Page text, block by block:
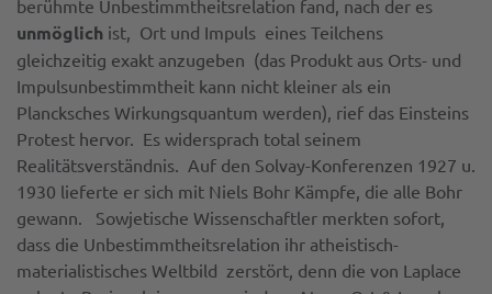
berühmte Unbestimmtheitsrelation fand, nach der es
unmöglich ist, Ort und Impuls eines Teilchens
gleichzeitig exakt anzugeben (das Produkt aus Orts- und
Impulsunbestimmtheit kann nicht kleiner als ein
Plancksches Wirkungsquantum werden), rief das Einsteins
Protest hervor. Es widersprach total seinem
Realitätsverständnis. Auf den Solvay-Konferenzen 1927 u.
1930 lieferte er sich mit Niels Bohr Kämpfe, die alle Bohr
gewann. Sowjetische Wissenschaftler merkten sofort,
dass die Unbestimmtheitsrelation ihr atheistisch-
materialistisches Weltbild zerstört, denn die von Laplace